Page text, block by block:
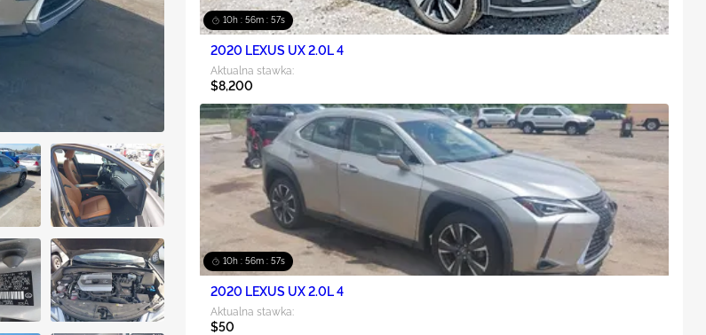
10h : 56m : 56s
2020 LEXUS UX 2.0L 4
Aktualna stawka:
$8,200
10h : 56m : 56s
2020 LEXUS UX 2.0L 4
Aktualna stawka:
$50